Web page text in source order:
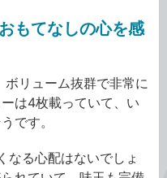
もてなしの心を感
リューム抜群で非常に
は4枚載っていて、い
です。
なる心配はないでしょ